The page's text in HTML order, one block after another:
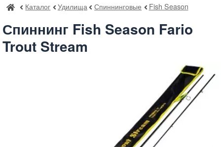
РыболовМаг
Каталог Удилища Спиннинговые Fish Season
Спиннинг Fish Season Fario
Trout Stream